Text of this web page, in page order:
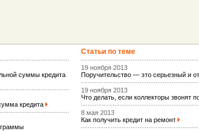
суммы кредита
кредита
Статьи по теме
19 ноября 2013
Поручительство — это серьезный и
19 ноября 2013
Что делать, если коллекторы звонят
8 мая 2013
Как получить кредит на ремонт